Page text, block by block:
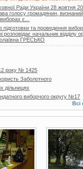
Ради України 28 жовтня
голосу громадянин, визнаний
є...
підготовки та проведення
начальник відділу
ГРЕСЬКО
року № 1425
Заболотного
дільницях
виборчого округу №17
Всі
25 фото